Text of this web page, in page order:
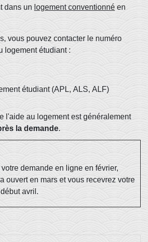
dans un logement conventionné en
vous pouvez contacter le numéro
logement étudiant :
étudiant (APL, ALS, ALF)
l'aide au logement est généralement
la demande.
demande en ligne en février,
ouvert en mars et vous recevrez votre
avril.